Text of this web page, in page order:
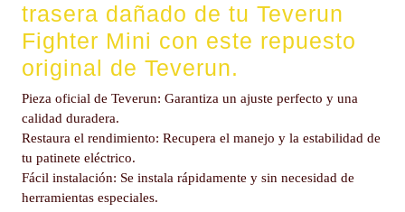
trasera dañado de tu Teverun
Fighter Mini con este repuesto
original de Teverun.
Pieza oficial de Teverun: Garantiza un ajuste perfecto y una
calidad duradera.
Restaura el rendimiento: Recupera el manejo y la estabilidad de
tu patinete eléctrico.
Fácil instalación: Se instala rápidamente y sin necesidad de
herramientas especiales.